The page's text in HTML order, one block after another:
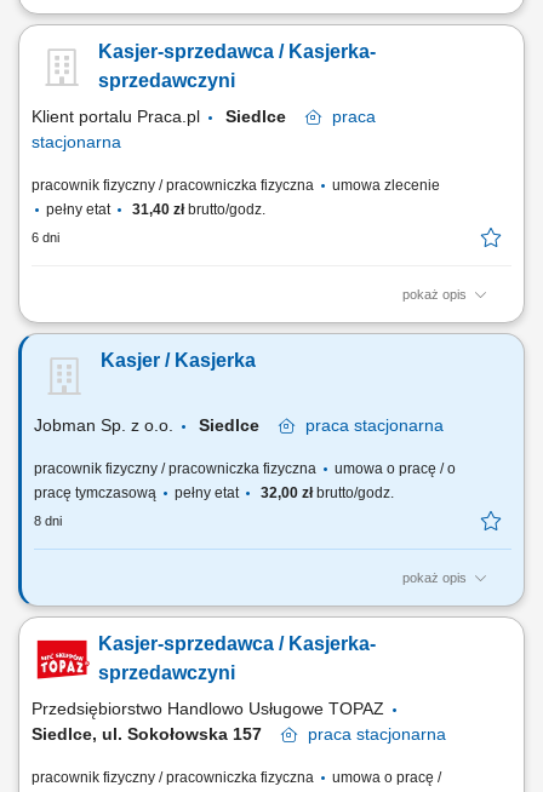
profesjonalna obsługa klientów zgodnie ze standardami sklepu;
ekspozycję towarów na sali sprzedaży; kontrola terminów ważności
produktów; praca w systemie zmianowym (2 zmiany) utrzymanie
Kasjer-sprzedawca / Kasjerka-
sprzedawczyni
Klient portalu Praca.pl Siedlce
praca
stacjonarna
pracownik fizyczny / pracowniczka fizyczna
umowa zlecenie
pełny etat
31,40 złbrutto/godz.
6 dni
pokaż opis
profesjonalna obsługa klientów zgodnie ze standardami sklepu;
ekspozycję towarów na sali sprzedaży; kontrola terminów ważności
produktów; praca w systemie zmianowym (2 zmiany) utrzymanie
Kasjer / Kasjerka
Jobman Sp. z o.o. Siedlce praca stacjonarna
pracownik fizyczny / pracowniczka fizyczna
umowa o pracę / o
pracę tymczasową
pełny etat 32,00 złbrutto/godz.
8 dni
pokaż opis
Buduj z nami swoją kariere! Poszukiwany Kasjer/Kasjerka - Sklep
kasjerskie w sklepie budowlanym. Szukamy kogoś, kto nie tylko
sprawnie obsłuży klienta, ale też potrafi działać zespołowo, zachowując
Kasjer-sprzedawca / Kasjerka-
sprzedawczyni
Przedsiębiorstwo Handlowo Usługowe TOPAZ
Siedlce, ul. Sokołowska 157
praca stacjonarna
pracownik fizyczny / pracowniczka fizyczna
umowa o pracę /